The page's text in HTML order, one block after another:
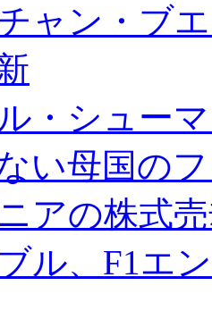
ャン・ブ
・シュー
い母国の
アの株式
ル、F1エ